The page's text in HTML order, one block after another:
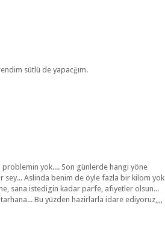
sütlü de yapacğım.
yok.... Son günlerde hangi yöne
sey... Aslinda benim de öyle fazla bir kilom yok
sana istedigin kadar parfe, afiyetler olsun...
Bu yüzden hazirlarla idare ediyoruz,,,,